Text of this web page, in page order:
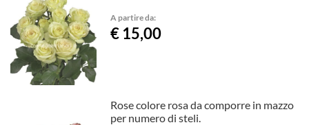
A partire da:
€ 15,00
Rose colore rosa da comporre in mazzo
per numero di steli.